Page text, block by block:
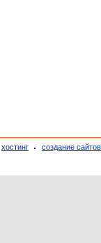
хостинг создание сайтов